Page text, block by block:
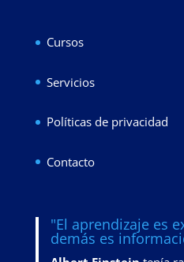
Cursos
Servicios
Políticas de privacidad
Contacto
"El aprendizaje es
demás es